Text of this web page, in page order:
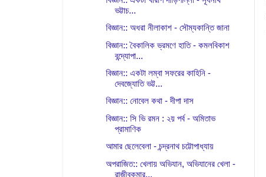
ভট্টাচ...
বিজ্ঞান:: অধরা নীলাকাশ - সৌম্যকান্তি জানা
বিজ্ঞান:: বৈকালিক ভ্রমণে হাতি - কমলবিকাশ
বন্দ্যোপা...
বিজ্ঞান:: একটা লম্বা সফরের কাহিনি -
দেবজ্যোতি ভট্ট...
বিজ্ঞান:: নোবেল কথা - দীপা দাস
বিজ্ঞান:: সি ভি রমন : ২য় পর্ব - অমিতাভ
প্রামাণিক
আমার ছেলেবেলা - চন্দ্রনাথ চট্টোপাধ্যায়
অপরাজিত:: খেলায় অভিযান, অভিযানের খেলা -
রাজীবকুমার...